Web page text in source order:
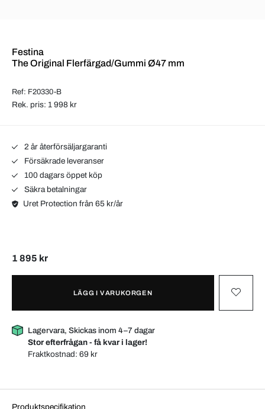
Festina
The Original Flerfärgad/Gummi Ø47 mm
Ref: F20330-B
Rek. pris: 1 998 kr
2 år återförsäljargaranti
Försäkrade leveranser
100 dagars öppet köp
Säkra betalningar
Uret Protection från 65 kr/år
1 895 kr
LÄGG I VARUKORGEN
Lagervara, Skickas inom 4–7 dagar
Stor efterfrågan - få kvar i lager!
Fraktkostnad:69 kr
Produktspecifikation